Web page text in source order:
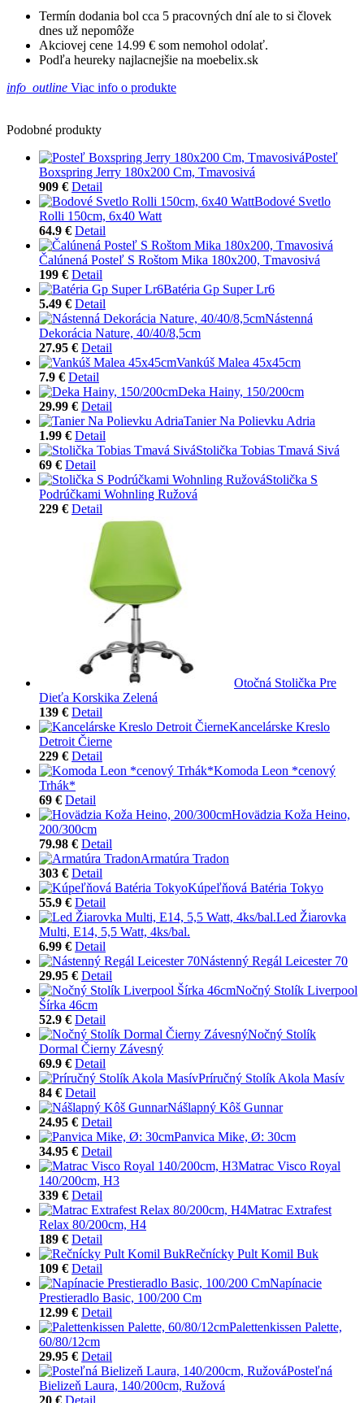
Termín dodania bol cca 5 pracovných dní ale to si človek
dnes už nepomôže
Akciovej cene 14.99 € som nemohol odolať.
Podľa heureky najlacnejšie na moebelix.sk
info_outline Viac info o produkte
Podobné produkty
Posteľ
Boxspring Jerry 180x200 Cm, Tmavosivá
909 € Detail
Bodové Svetlo
Rolli 150cm, 6x40 Watt
64.9 € Detail
Čalúnená Posteľ S Roštom Mika 180x200, Tmavosivá
199 € Detail
Batéria Gp Super Lr6
5.49 € Detail
Nástenná
Dekorácia Nature, 40/40/8,5cm
27.95 € Detail
Vankúš Malea 45x45cm
7.9 € Detail
Deka Hainy, 150/200cm
29.99 € Detail
Tanier Na Polievku Adria
1.99 € Detail
Stolička Tobias Tmavá Sivá
69 € Detail
Stolička S
Podrúčkami Wohnling Ružová
229 € Detail
Otočná Stolička Pre
Dieťa Korskika Zelená
139 € Detail
Kancelárske Kreslo
Detroit Čierne
229 € Detail
Komoda Leon *cenový
Trhák*
69 € Detail
Hovädzia Koža Heino,
200/300cm
79.98 € Detail
Armatúra Tradon
303 € Detail
Kúpeľňová Batéria Tokyo
55.9 € Detail
Led Žiarovka
Multi, E14, 5,5 Watt, 4ks/bal.
6.99 € Detail
Nástenný Regál Leicester 70
29.95 € Detail
Nočný Stolík Liverpool
Šírka 46cm
52.9 € Detail
Nočný Stolík
Dormal Čierny Závesný
69.9 € Detail
Príručný Stolík Akola Masív
84 € Detail
Nášlapný Kôš Gunnar
24.95 € Detail
Panvica Mike, Ø: 30cm
34.95 € Detail
Matrac Visco Royal
140/200cm, H3
339 € Detail
Matrac Extrafest
Relax 80/200cm, H4
189 € Detail
Rečnícky Pult Komil Buk
109 € Detail
Napínacie
Prestieradlo Basic, 100/200 Cm
12.99 € Detail
Palettenkissen Palette,
60/80/12cm
29.95 € Detail
Posteľná
Bielizeň Laura, 140/200cm, Ružová
20 € Detail